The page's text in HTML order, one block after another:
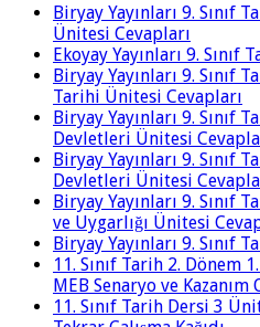
Biryay Yayınları 9. Sınıf
Ünitesi Cevapları
Ekoyay Yayınları 9. Sınıf
Biryay Yayınları 9. Sınıf
Tarihi Ünitesi Cevapları
Biryay Yayınları 9. Sınıf
Devletleri Ünitesi
Biryay Yayınları 9. Sınıf
Devletleri Ünitesi
Biryay Yayınları 9. Sınıf
ve Uygarlığı Ünitesi
Biryay Yayınları 9. Sınıf
11. Sınıf Tarih 2. Dönem
MEB Senaryo ve Kazanım
11. Sınıf Tarih Dersi 3